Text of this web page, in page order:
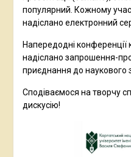
популярний. Кожному
надіслано електронний
Напередодні конференції
надіслано запрошення-
приєднання до наукового
Сподіваємося на творчу
дискусію!